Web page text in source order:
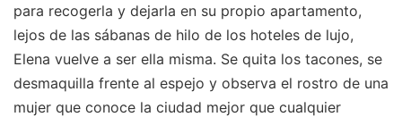
para recogerla y dejarla en su propio apartamento,
lejos de las sábanas de hilo de los hoteles de lujo,
Elena vuelve a ser ella misma. Se quita los tacones, se
desmaquilla frente al espejo y observa el rostro de una
mujer que conoce la ciudad mejor que cualquier